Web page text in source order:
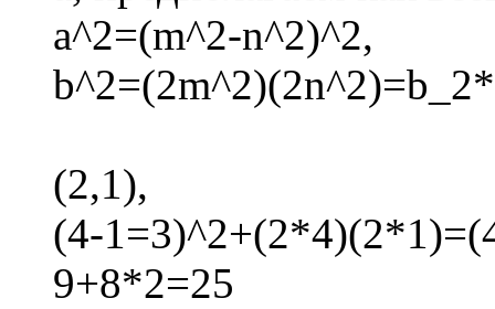
a^2=(m^2-n^2)^2,
(2,1),
(4-
9+8*2=25